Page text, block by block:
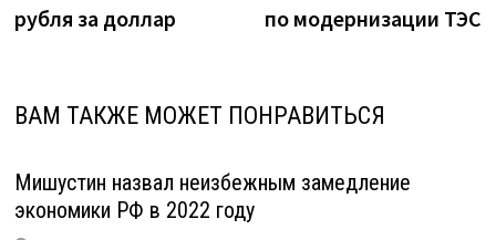
рубля за доллар
по модернизации ТЭС
ВАМ ТАКЖЕ МОЖЕТ ПОНРАВИТЬСЯ
Мишустин назвал неизбежным замедление
экономики РФ в 2022 году